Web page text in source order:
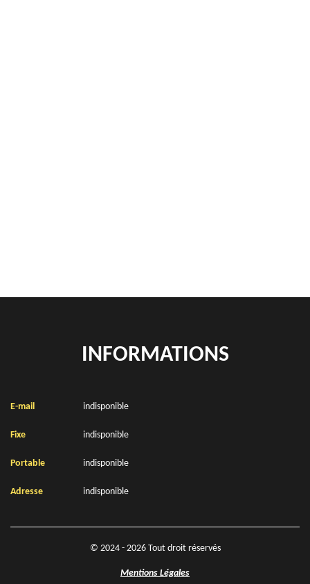
INFORMATIONS
E-mail indisponible
Fixe indisponible
Portable indisponible
Adresse indisponible
© 2024 - 2026 Tout droit réservés
Mentions Légales